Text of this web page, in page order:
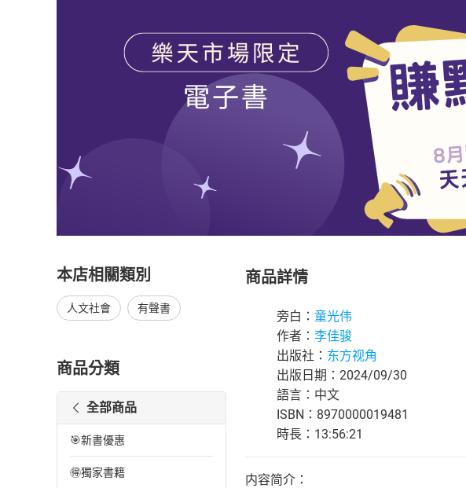
本店相關類別
人文社會 有聲書
商品分類
全部商品
🎯新書優惠
🉐獨家書籍
商品詳情
旁白： 童光伟
作者： 李佳骏
出版社： 东方视角
出版日期：2024/09/30
語言：中文
ISBN：8970000019481
時長：13:56:21
内容简介：